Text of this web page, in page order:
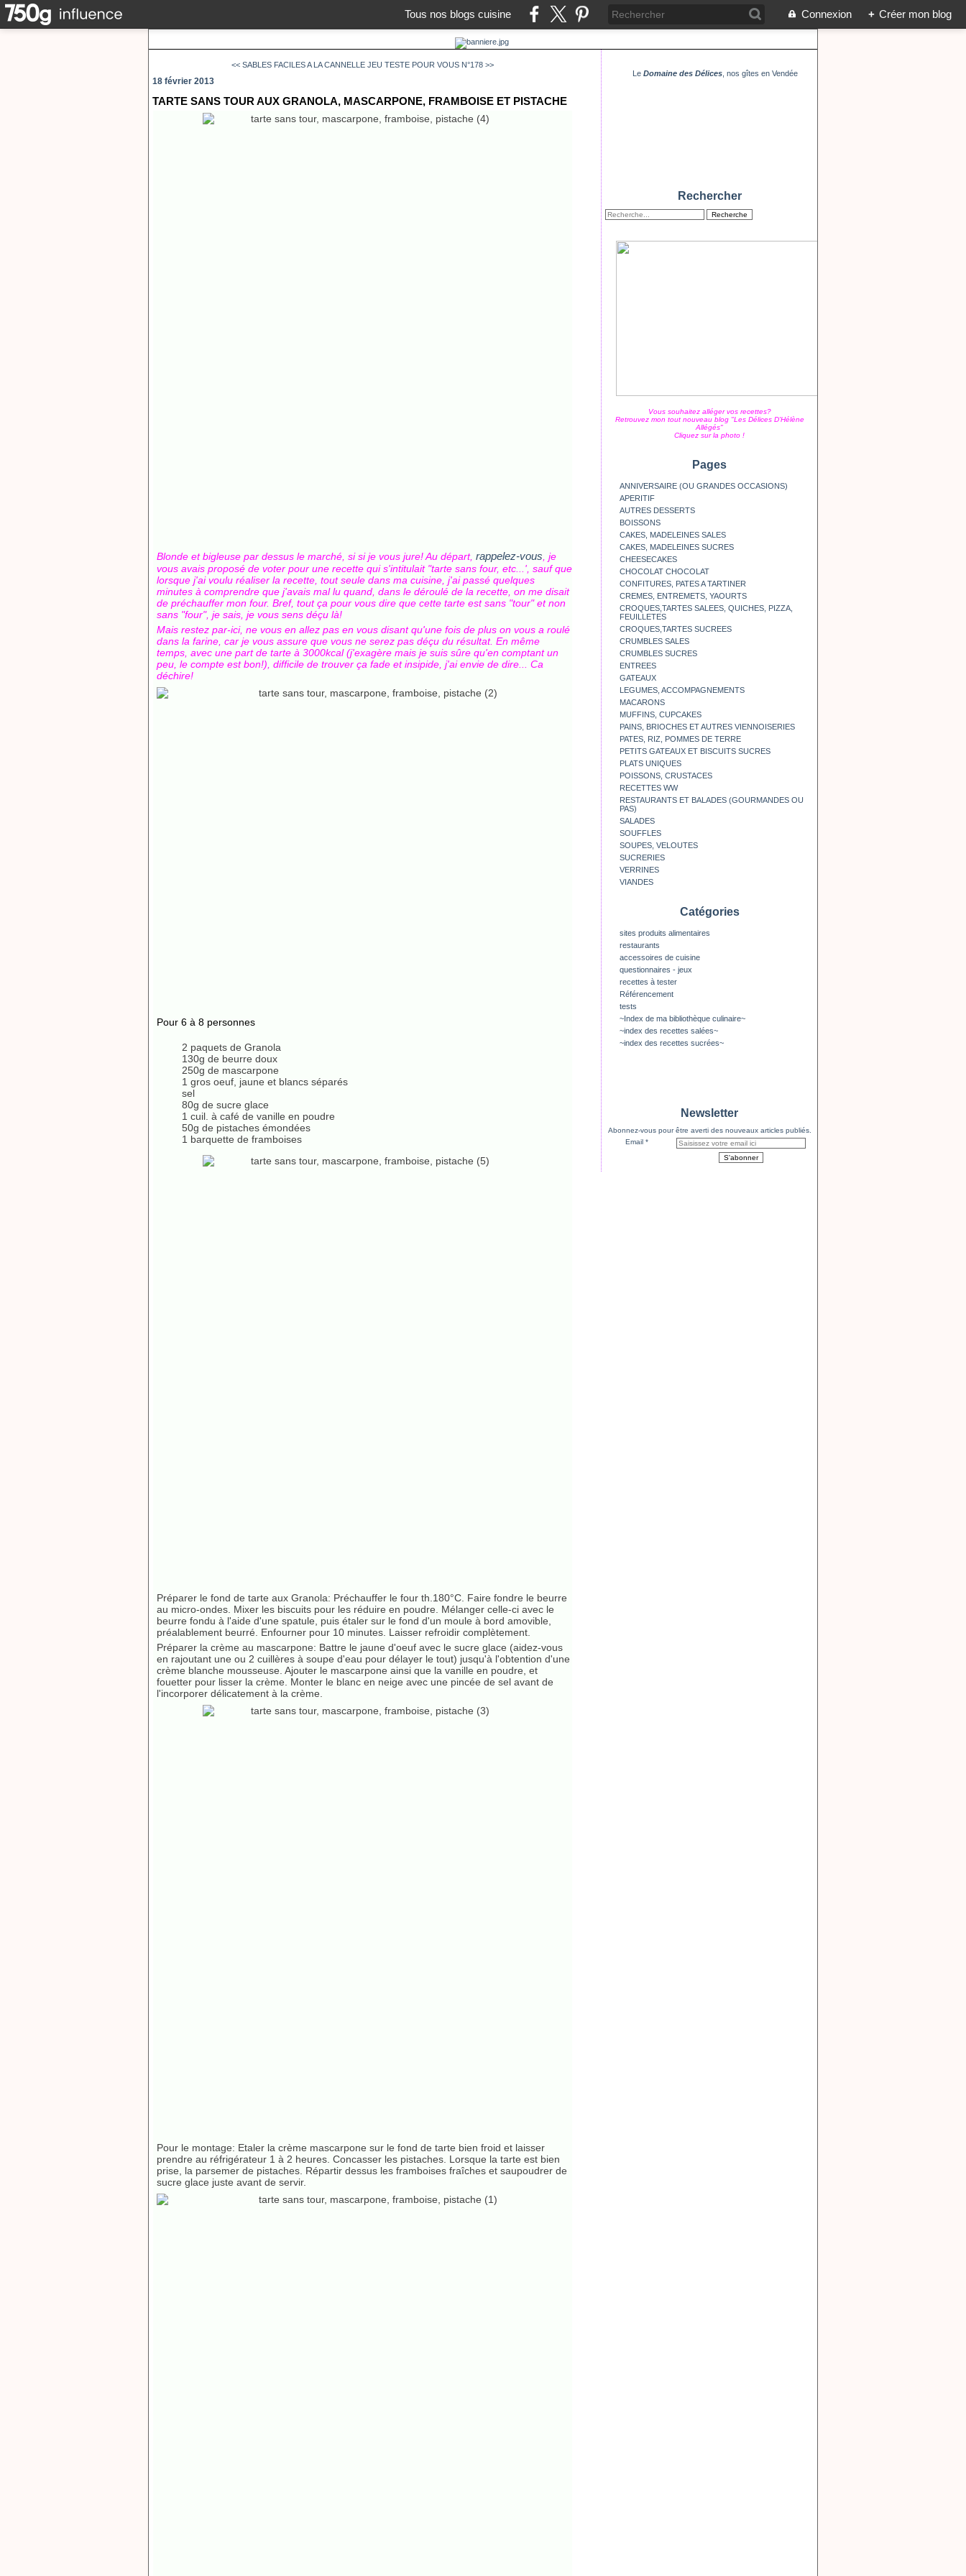
Tous nos blogs cuisine Connexion + Créer mon blog
<< SABLES FACILES A LA CANNELLE JEU TESTE POUR VOUS N°178 >>
18 février 2013
TARTE SANS TOUR AUX GRANOLA, MASCARPONE, FRAMBOISE ET PISTACHE
Blonde et bigleuse par dessus le marché, si si je vous jure! Au départ, rappelez-vous , je
vous avais proposé de voter pour une recette qui s'intitulait "tarte sans four, etc...', sauf que
lorsque j'ai voulu réaliser la recette, tout seule dans ma cuisine, j'ai passé quelques
minutes à comprendre que j'avais mal lu quand, dans le déroulé de la recette, on me disait
de préchauffer mon four. Bref, tout ça pour vous dire que cette tarte est sans "tour" et non
sans "four", je sais, je vous sens déçu là!
Mais restez par-ici, ne vous en allez pas en vous disant qu'une fois de plus on vous a roulé
dans la farine, car je vous assure que vous ne serez pas déçu du résultat. En même
temps, avec une part de tarte à 3000kcal (j'exagère mais je suis sûre qu'en comptant un
peu, le compte est bon!), difficile de trouver ça fade et insipide, j'ai envie de dire... Ca
déchire!
Pour 6 à 8 personnes
2 paquets de Granola
130g de beurre doux
250g de mascarpone
1 gros oeuf, jaune et blancs séparés
sel
80g de sucre glace
1 cuil. à café de vanille en poudre
50g de pistaches émondées
1 barquette de framboises
Préparer le fond de tarte aux Granola: Préchauffer le four th.180°C. Faire fondre le beurre
au micro-ondes. Mixer les biscuits pour les réduire en poudre. Mélanger celle-ci avec le
beurre fondu à l'aide d'une spatule, puis étaler sur le fond d'un moule à bord amovible,
préalablement beurré. Enfourner pour 10 minutes. Laisser refroidir complètement.
Préparer la crème au mascarpone: Battre le jaune d'oeuf avec le sucre glace (aidez-vous
en rajoutant une ou 2 cuillères à soupe d'eau pour délayer le tout) jusqu'à l'obtention d'une
crème blanche mousseuse. Ajouter le mascarpone ainsi que la vanille en poudre, et
fouetter pour lisser la crème. Monter le blanc en neige avec une pincée de sel avant de
l'incorporer délicatement à la crème.
Pour le montage: Etaler la crème mascarpone sur le fond de tarte bien froid et laisser
prendre au réfrigérateur 1 à 2 heures. Concasser les pistaches. Lorsque la tarte est bien
prise, la parsemer de pistaches. Répartir dessus les framboises fraîches et saupoudrer de
sucre glace juste avant de servir.
Le Domaine des Délices, nos gîtes en Vendée
Rechercher
Vous souhaitez alléger vos recettes?
Retrouvez mon tout nouveau blog "Les Délices D'Hélène
Allégés"
Cliquez sur la photo !
Pages
ANNIVERSAIRE (OU GRANDES OCCASIONS)
APERITIF
AUTRES DESSERTS
BOISSONS
CAKES, MADELEINES SALES
CAKES, MADELEINES SUCRES
CHEESECAKES
CHOCOLAT CHOCOLAT
CONFITURES, PATES A TARTINER
CREMES, ENTREMETS, YAOURTS
CROQUES,TARTES SALEES, QUICHES, PIZZA,
FEUILLETES
CROQUES,TARTES SUCREES
CRUMBLES SALES
CRUMBLES SUCRES
ENTREES
GATEAUX
LEGUMES, ACCOMPAGNEMENTS
MACARONS
MUFFINS, CUPCAKES
PAINS, BRIOCHES ET AUTRES VIENNOISERIES
PATES, RIZ, POMMES DE TERRE
PETITS GATEAUX ET BISCUITS SUCRES
PLATS UNIQUES
POISSONS, CRUSTACES
RECETTES WW
RESTAURANTS ET BALADES (GOURMANDES OU
PAS)
SALADES
SOUFFLES
SOUPES, VELOUTES
SUCRERIES
VERRINES
VIANDES
Catégories
sites produits alimentaires
restaurants
accessoires de cuisine
questionnaires - jeux
recettes à tester
Référencement
tests
~Index de ma bibliothèque culinaire~
~index des recettes salées~
~index des recettes sucrées~
Newsletter
Abonnez-vous pour être averti des nouveaux articles publiés.
Email